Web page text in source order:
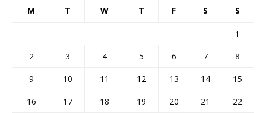
M T W T F S S
1
2
3 4 5 6 7
8
9
10 11 12 13 14
15
16
17 18 19 20 21
22